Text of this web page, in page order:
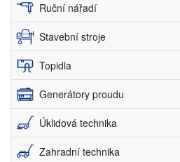
Ruční nářadí
Stavební stroje
Topidla
Generátory proudu
Úklidová technika
Zahradní technika